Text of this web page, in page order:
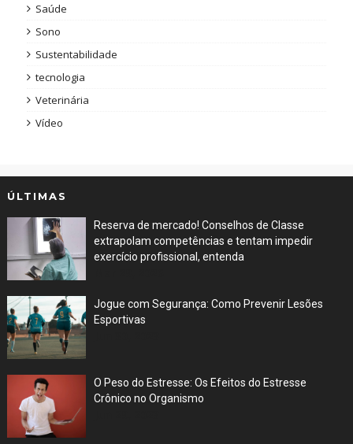
Saúde
Sono
Sustentabilidade
tecnologia
Veterinária
Vídeo
ÚLTIMAS
Reserva de mercado! Conselhos de Classe
extrapolam competências e tentam impedir
exercício profissional, entenda
Jogue com Segurança: Como Prevenir Lesões
Esportivas
O Peso do Estresse: Os Efeitos do Estresse
Crônico no Organismo